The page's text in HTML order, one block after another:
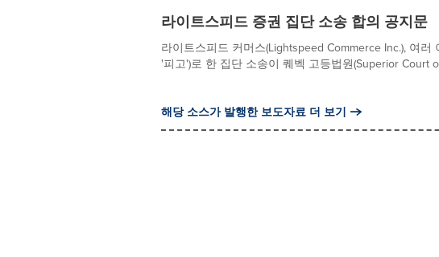
라이트스피드 증권 집단 소송 합의 공지문
라이트스피드 커머스(Lightspeed Commerce Inc.), 여
'피고')로 한 집단 소송이 퀘벡 고등법원(Superior Court
해당 소스가 발행한 보도자료 더 보기